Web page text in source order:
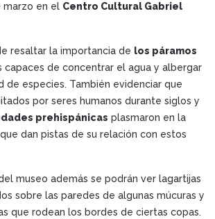
marzo en el Centro Cultural Gabriel
resaltar la importancia de los páramos
capaces de concentrar el agua y albergar
de especies. También evidenciar que
por seres humanos durante siglos y
prehispánicas plasmaron en la
dan pistas de su relación con estos
museo además se podrán ver lagartijas
sobre las paredes de algunas múcuras y
que rodean los bordes de ciertas copas.